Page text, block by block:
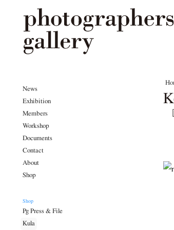
News
Exhibition
Members
Workshop
Documents
Contact
About
Shop
Shop
Pg Press & File
Kula